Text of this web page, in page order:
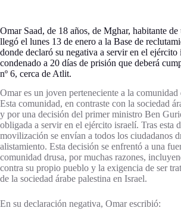
Omar Saad, de 18 años, de Mghar, habitante
llegó el lunes 13 de enero a la Base de
donde declaró su negativa a servir en el
condenado a 20 días de prisión que deberá
nº 6, cerca de Atlit.
Omar es un joven perteneciente a la comunidad
Esta comunidad, en contraste con la sociedad
y por una decisión del primer ministro Ben
obligada a servir en el ejército israelí. Tras esta
movilización se envían a todos los ciudadanos
alistamiento. Esta decisión se enfrentó a una
comunidad drusa, por muchas razones,
contra su propio pueblo y la exigencia de ser
de la sociedad árabe palestina en Israel.
En su declaración negativa, Omar escribió: